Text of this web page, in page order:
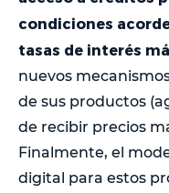
condiciones
tasas de interés
nuevos
de sus productos
de recibir precios
Finalmente, el
digital para estos